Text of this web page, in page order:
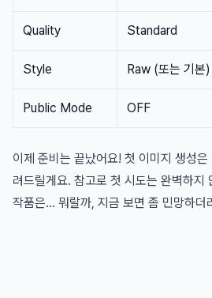
Quality Standard
Style Raw (또는 기본)
Public Mode OFF
이제 준비는 끝났어요! 첫 이미지 생성
려드릴게요. 참고로 첫 시도는 완벽하지
작품은... 뭐랄까, 지금 보면 좀 민망하더